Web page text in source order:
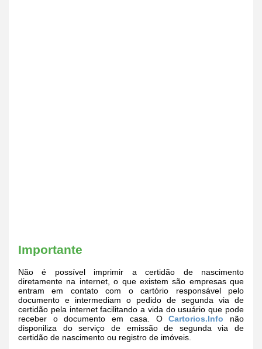
Importante
Não é possível imprimir a certidão de nascimento
diretamente na internet, o que existem são empresas que
entram em contato com o cartório responsável pelo
documento e intermediam o pedido de segunda via de
certidão pela internet facilitando a vida do usuário que pode
receber o documento em casa. OCartorios.Info não
disponiliza do serviço de emissão de segunda via de
certidão de nascimento ou registro de imóveis.